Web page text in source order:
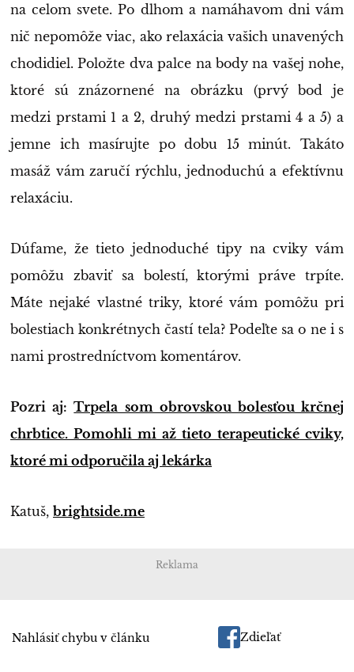
na celom svete. Po dlhom a namáhavom dni vám
nič nepomôže viac, ako relaxácia vašich unavených
chodidiel. Položte dva palce na body na vašej nohe,
ktoré sú znázornené na obrázku (prvý bod je
medzi prstami 1 a 2, druhý medzi prstami 4 a 5) a
jemne ich masírujte po dobu 15 minút. Takáto
masáž vám zaručí rýchlu, jednoduchú a efektívnu
relaxáciu.
Dúfame, že tieto jednoduché tipy na cviky vám
pomôžu zbaviť sa bolestí, ktorými práve trpíte.
Máte nejaké vlastné triky, ktoré vám pomôžu pri
bolestiach konkrétnych častí tela? Podeľte sa o ne i s
nami prostredníctvom komentárov.
Pozri aj:Trpela som obrovskou bolesťou krčnej
chrbtice. Pomohli mi až tieto terapeutické cviky,
ktoré mi odporučila aj lekárka
Katuš, brightside.me
Reklama
Nahlásiť chybu v článku Zdieľať